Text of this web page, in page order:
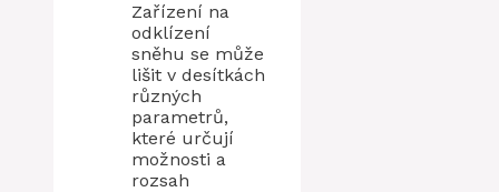
Zařízení na
odklízení
sněhu se může
lišit v desítkách
různých
parametrů,
které určují
možnosti a
rozsah